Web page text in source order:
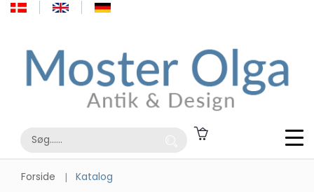
Forside Katalog